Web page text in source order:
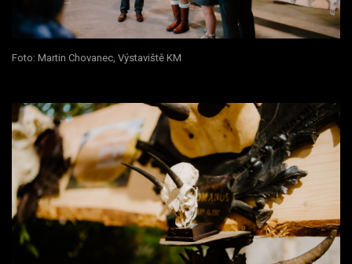
Foto: Martin Chovanec, Výstaviště KM